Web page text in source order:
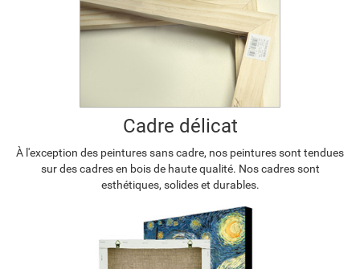
Cadre délicat
À l'exception des peintures sans cadre, nos peintures sont tendues
sur des cadres en bois de haute qualité. Nos cadres sont
esthétiques, solides et durables.